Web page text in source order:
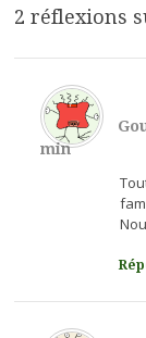
2 réflexions
min